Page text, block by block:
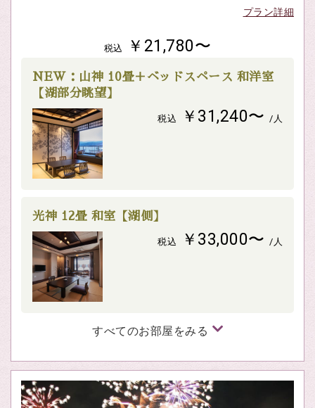
プラン詳細
税込 ￥21,780〜
NEW：山神 10畳＋ベッドスペース 和洋室
【湖部分眺望】
税込 ￥31,240〜 /人
光神 12畳 和室【湖側】
税込 ￥33,000〜 /人
すべてのお部屋をみる